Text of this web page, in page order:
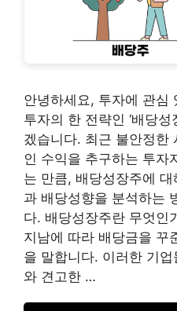
안녕하세요, 투자에 관심
투자의 한 전략인 ‘배당
겠습니다. 최근 불안정한
인 수익을 추구하는 투자
는 만큼, 배당성장주에
과 배당성향을 분석하는
다. 배당성장주란 무엇인
지남에 따라 배당금을 꾸
을 말합니다. 이러한 기
와 견고한 …